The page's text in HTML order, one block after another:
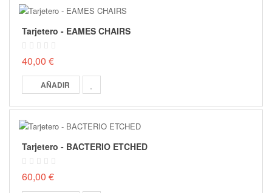
Tarjetero - EAMES CHAIRS
40,00 €
AÑADIR
Tarjetero - BACTERIO ETCHED
60,00 €